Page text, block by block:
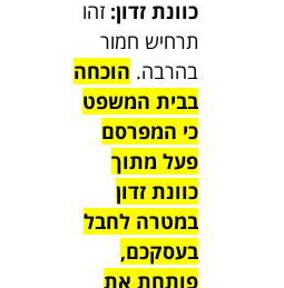
כוונת זדון: זהו
תרחיש חמור
בהרבה. הוכחה
בבית המשפט
כי המפרסם
פעל מתוך
כוונת זדון
במטרה לחבל
בעסקכם,
פותחת את